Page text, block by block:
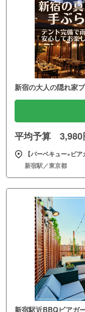
新宿の大人の隠れ家
平均予算 3,980
【バーベキュー×ビ
新宿駅／東京都
新宿駅近BBQビアガ